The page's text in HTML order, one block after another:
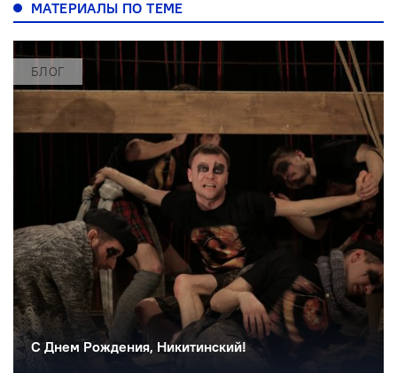
МАТЕРИАЛЫ ПО ТЕМЕ
БЛОГ
С Днем Рождения, Никитинский!